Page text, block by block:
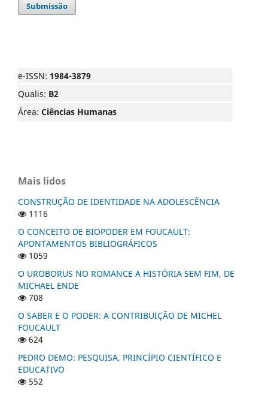
Submissão
e-ISSN: 1984-3879
Qualis: B2
Área: Ciências Humanas
Mais lidos
CONSTRUÇÃO DE IDENTIDADE NA ADOLESCÊNCIA
1116
O CONCEITO DE BIOPODER EM FOUCAULT:
APONTAMENTOS BIBLIOGRÁFICOS
1059
O UROBORUS NO ROMANCE A HISTÓRIA SEM FIM, DE
MICHAEL ENDE
708
O SABER E O PODER: A CONTRIBUIÇÃO DE MICHEL
FOUCAULT
624
PEDRO DEMO: PESQUISA, PRINCÍPIO CIENTÍFICO E
EDUCATIVO
552